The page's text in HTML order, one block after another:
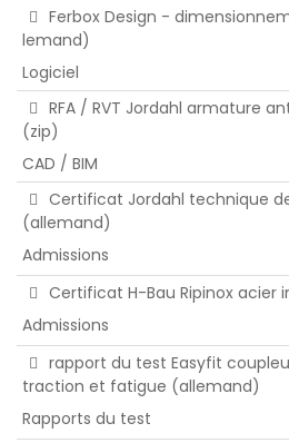
Ferbox Design -
lemand)
Logiciel
RFA / RVT Jordahl armature
(zip)
CAD / BIM
Certificat Jordahl technique
(allemand)
Admissions
Certificat H-Bau Ripinox acier
Admissions
rapport du test Easyfit
traction et fatigue (allemand)
Rapports du test